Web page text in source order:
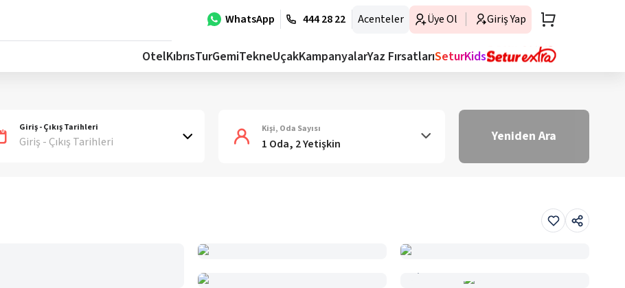
WhatsApp 444 28 22 Acenteler Üye Ol Giriş Yap
OtelKıbrısTurGemiTekneUçakKampanyalarYaz FırsatlarıSeturKids
Giriş - Çıkış Tarihleri
Giriş - Çıkış Tarihleri
Kişi, Oda Sayısı
1 Oda, 2 Yetişkin Yeniden Ara